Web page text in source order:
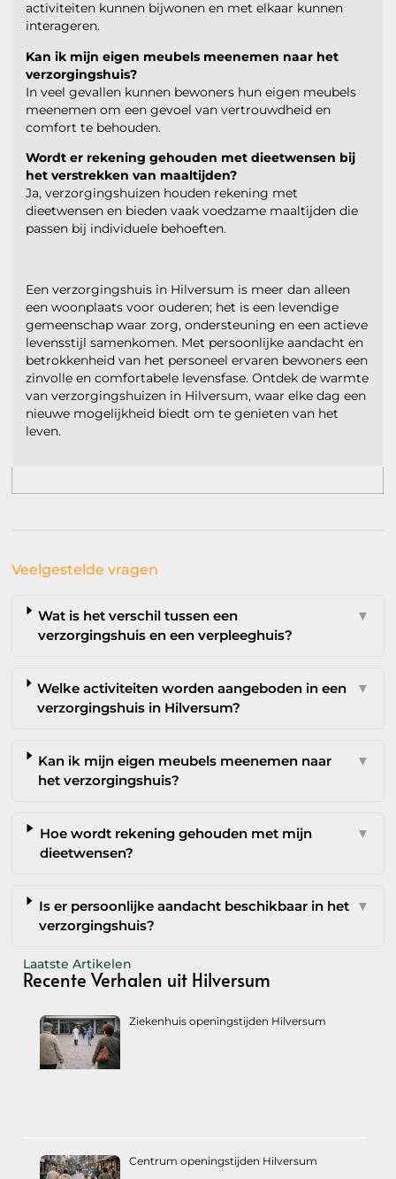
activiteiten kunnen bijwonen en met elkaar kunnen
interageren.
Kan ik mijn eigen meubels meenemen naar het
verzorgingshuis?
In veel gevallen kunnen bewoners hun eigen meubels
meenemen om een gevoel van vertrouwdheid en
comfort te behouden.
Wordt er rekening gehouden met dieetwensen bij
het verstrekken van maaltijden?
Ja, verzorgingshuizen houden rekening met
dieetwensen en bieden vaak voedzame maaltijden die
passen bij individuele behoeften.
Een verzorgingshuis in Hilversum is meer dan alleen
een woonplaats voor ouderen; het is een levendige
gemeenschap waar zorg, ondersteuning en een actieve
levensstijl samenkomen. Met persoonlijke aandacht en
betrokkenheid van het personeel ervaren bewoners een
zinvolle en comfortabele levensfase. Ontdek de warmte
van verzorgingshuizen in Hilversum, waar elke dag een
nieuwe mogelijkheid biedt om te genieten van het
leven.
Veelgestelde vragen
Wat is het verschil tussen een
verzorgingshuis en een verpleeghuis?
▼
Welke activiteiten worden aangeboden in een
verzorgingshuis in Hilversum?
▼
Kan ik mijn eigen meubels meenemen naar
het verzorgingshuis?
▼
Hoe wordt rekening gehouden met mijn
dieetwensen?
▼
Is er persoonlijke aandacht beschikbaar in het
verzorgingshuis?
▼
Laatste Artikelen
Recente Verhalen uit Hilversum
Ziekenhuis openingstijden Hilversum
Centrum openingstijden Hilversum